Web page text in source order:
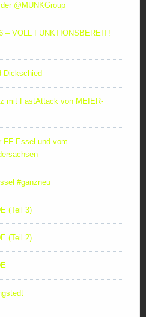
‪@MUNKGroup‬
– VOLL FUNKTIONSBEREIT!
Dickschied
mit FastAttack von MEIER-
FF Essel und vom
#ganzneu
(Teil 3)
(Teil 2)